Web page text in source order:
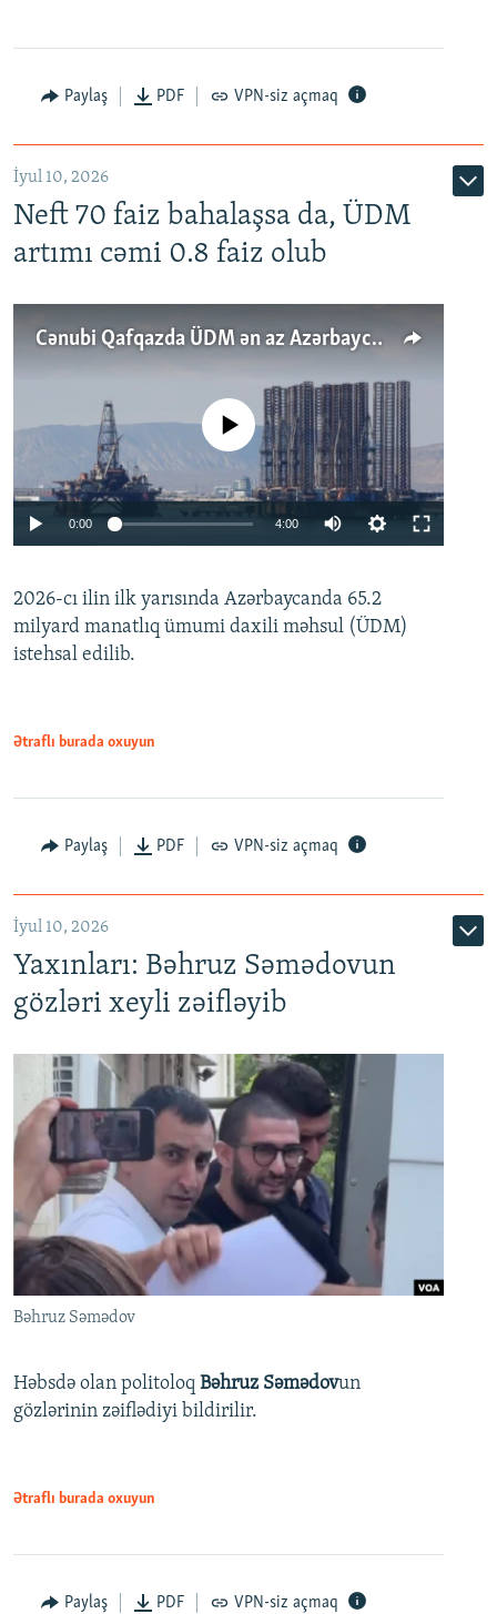
Paylaş PDF VPN-siz açmaq
İyul 10, 2026
Neft 70 faiz bahalaşsa da, ÜDM
artımı cəmi 0.8 faiz olub
Cənubi Qafqazda ÜDM ən az Azərbaycanda artır: Qonşuları niyə Bakını qabaqlaya bilir?
Auto 240p 360p 480p
No media source currently available
0:00 4:00
360p
480p
2026-cı ilin ilk yarısında Azərbaycanda 65.2
milyard manatlıq ümumi daxili məhsul (ÜDM)
istehsal edilib.
Ətraflı burada oxuyun
Paylaş PDF VPN-siz açmaq
İyul 10, 2026
Yaxınları: Bəhruz Səmədovun
gözləri xeyli zəifləyib
Bəhruz Səmədov
Həbsdə olan politoloq Bəhruz Səmədovun
gözlərinin zəiflədiyi bildirilir.
Ətraflı burada oxuyun
Paylaş PDF VPN-siz açmaq